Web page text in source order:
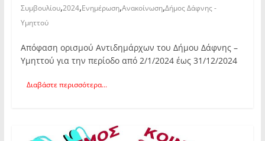
Συμβουλίου,2024,Ενημέρωση,Ανακοίνωση,Δήμος Δάφνης -
Υμηττού
Απόφαση ορισμού Αντιδημάρχων του Δήμου Δάφνης –
Υμηττού για την περίοδο από 2/1/2024 έως 31/12/2024
Διαβάστε περισσότερα...